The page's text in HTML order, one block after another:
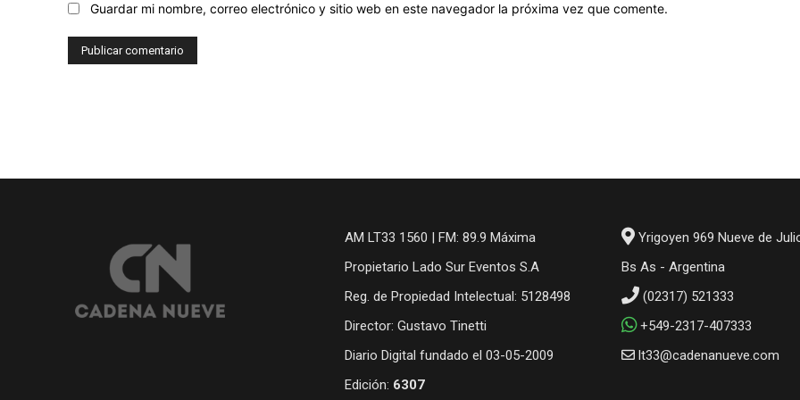
Guardar mi nombre, correo electrónico y sitio web en este navegador la próxima vez que comente.
AM LT33 1560 | FM: 89.9 Máxima
Propietario Lado Sur Eventos S.A
Reg. de Propiedad Intelectual: 5128498
Director: Gustavo Tinetti
Diario Digital fundado el 03-05-2009
Edición: 6307
Yrigoyen 969 Nueve de
Bs As - Argentina
(02317) 521333
+549-2317-407333
lt33@cadenanueve.com